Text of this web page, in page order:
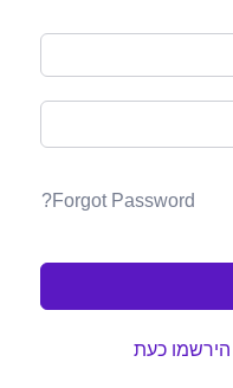
Forgot Password?
הירשמו כעת